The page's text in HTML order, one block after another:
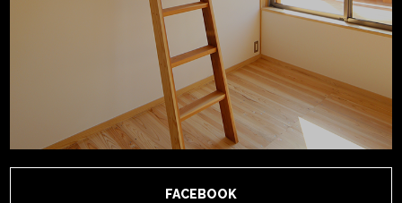
FACEBOOK